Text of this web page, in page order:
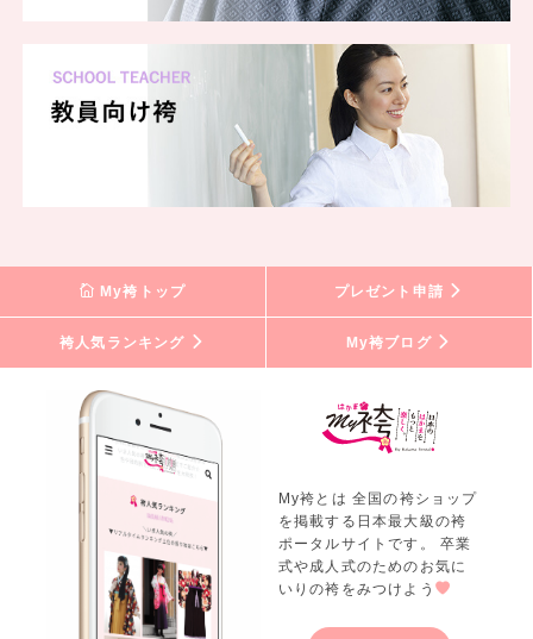
My袴トップ プレゼント申請
袴人気ランキング My袴ブログ
My袴とは 全国の袴ショップ
を掲載する日本最大級の袴
ポータルサイトです。 卒業
式や成人式のためのお気に
いりの袴をみつけよう